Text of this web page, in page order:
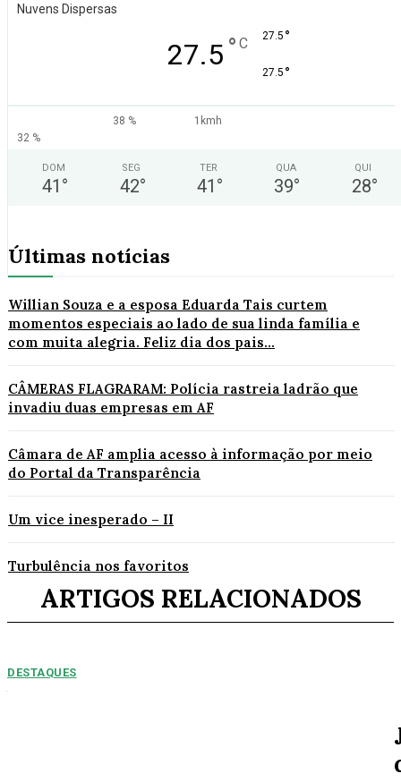
Nuvens Dispersas
27.5 ° C 27.5 °
27.5 °
38 %
1kmh
32 %
DOM
41 °
SEG
42°
TER
41 °
QUA
39°
QUI
28°
Últimas notícias
Willian Souza e a esposa Eduarda Tais curtem
momentos especiais ao lado de sua linda família e
com muita alegria. Feliz dia dos pais...
CÂMERAS FLAGRARAM: Polícia rastreia ladrão que
invadiu duas empresas em AF
Câmara de AF amplia acesso à informação por meio
do Portal da Transparência
Um vice inesperado – II
Turbulência nos favoritos
ARTIGOS RELACIONADOS
DESTAQUES